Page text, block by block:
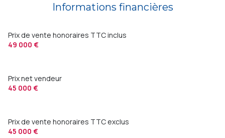
Informations financières
Prix de vente honoraires TTC inclus
49 000 €
Prix net vendeur
45 000 €
Prix de vente honoraires TTC exclus
45 000 €